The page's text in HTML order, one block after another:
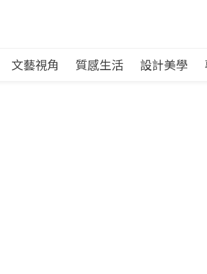
文藝視角 質感生活 設計美學